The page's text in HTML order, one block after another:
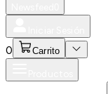
0 Carrito